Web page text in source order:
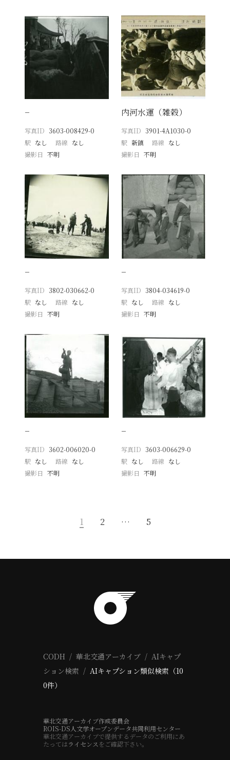
−
写真ID 3603-008429-0
駅 なし 路線 なし
撮影日
不明
内河水運（雑穀）
写真ID 3901-4A1030-0
駅 新鎮 路線 なし
撮影日 不明
−
写真ID 3802-030662-0
駅 なし 路線 なし
撮影日
不明
−
写真ID 3804-034619-0
駅 なし 路線 なし
撮影日 不明
−
写真ID 3602-006020-0
駅 なし 路線 なし
撮影日
不明
−
写真ID 3603-006629-0
駅 なし 路線 なし
撮影日 不明
1 2 … 5
CODH 華北交通アーカイブ
AIキャプ
ション検索
AIキャプション類似検索（10
0件）
華北交通アーカイブ作成委員会
ROIS-DS人文学オープンデータ共同利用センター
華北交通アーカイブで提供するデータのご利用にあ
たってはライセンス をご確認下さい。